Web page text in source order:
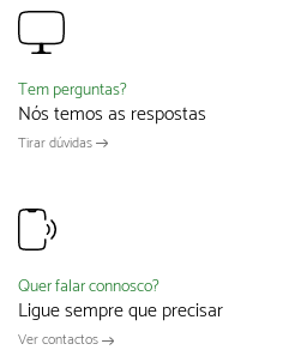
Tem perguntas?
Nós temos as respostas
Tirar dúvidas
Quer falar connosco?
Ligue sempre que precisar
Ver contactos